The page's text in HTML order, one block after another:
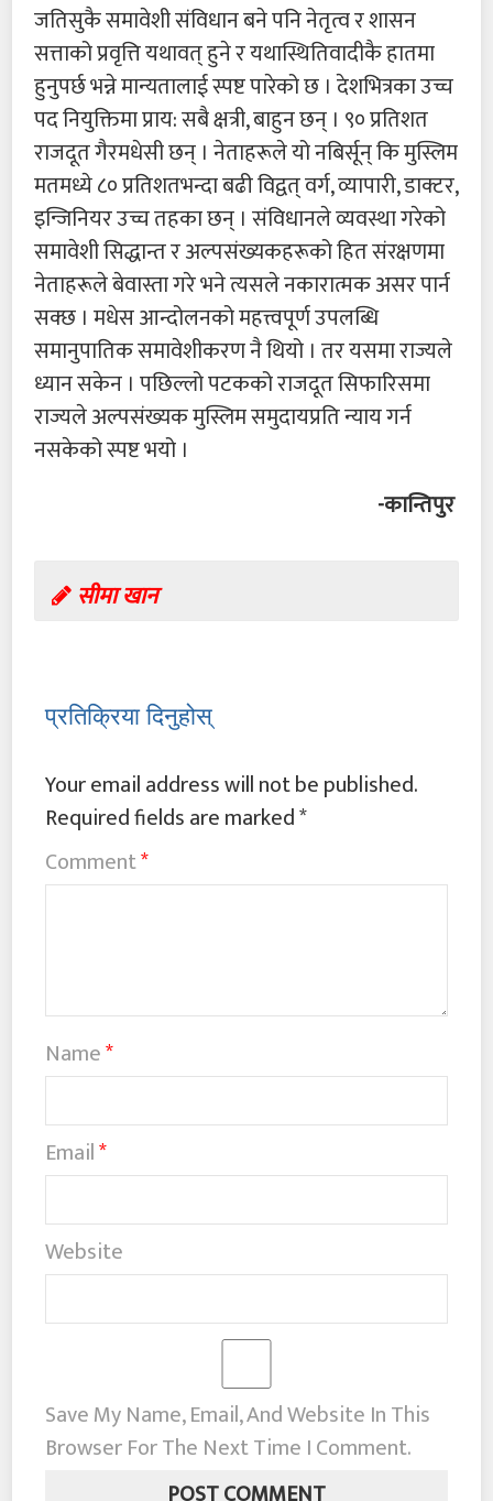
जतिसुकै समावेशी संविधान बने पनि नेतृत्व र शासन
सत्ताको प्रवृत्ति यथावत् हुने र यथास्थितिवादीकै हातमा
हुनुपर्छ भन्ने मान्यतालाई स्पष्ट पारेको छ । देशभित्रका उच्च
पद नियुक्तिमा प्राय: सबै क्षत्री, बाहुन छन् । ९० प्रतिशत
राजदूत गैरमधेसी छन् । नेताहरूले यो नबिर्सून् कि मुस्लिम
मतमध्ये ८० प्रतिशतभन्दा बढी विद्वत् वर्ग, व्यापारी, डाक्टर,
इन्जिनियर उच्च तहका छन् । संविधानले व्यवस्था गरेको
समावेशी सिद्धान्त र अल्पसंख्यकहरूको हित संरक्षणमा
नेताहरूले बेवास्ता गरे भने त्यसले नकारात्मक असर पार्न
सक्छ । मधेस आन्दोलनको महत्त्वपूर्ण उपलब्धि
समानुपातिक समावेशीकरण नै थियो । तर यसमा राज्यले
ध्यान सकेन । पछिल्लो पटकको राजदूत सिफारिसमा
राज्यले अल्पसंख्यक मुस्लिम समुदायप्रति न्याय गर्न
नसकेको स्पष्ट भयो ।
-कान्तिपुर
सीमा खान
प्रतिक्रिया दिनुहोस्
Your email address will not be published.
Required fields are marked*
Comment*
Name*
Email*
Website
Save My Name, Email, And Website In This
Browser For The Next Time I Comment.